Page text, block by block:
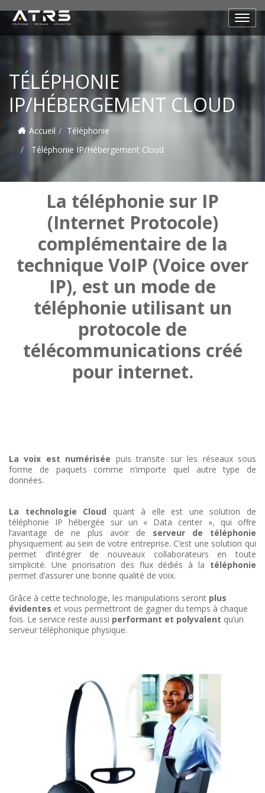
TÉLÉPHONIE
IP/HÉBERGEMENT CLOUD
Accueil
Téléphonie
Téléphonie IP/Hébergement Cloud
La téléphonie sur IP
(Internet Protocole)
complémentaire de la
technique VoIP (Voice over
IP), est un mode de
téléphonie utilisant un
protocole de
télécommunications créé
pour internet.
La voix est numérisée puis transite sur les réseaux sous
forme de paquets comme n’importe quel autre type de
données.
La technologie Cloud quant à elle est une solution de
téléphonie IP hébergée sur un « Data center », qui offre
l’avantage de ne plus avoir de serveur de téléphonie
physiquement au sein de votre entreprise. C’est une solution qui
permet d’intégrer de nouveaux collaborateurs en toute
simplicité. Une priorisation des flux dédiés à la téléphonie
permet d’assurer une bonne qualité de voix.
Grâce à cette technologie, les manipulations seront plus
évidentes et vous permettront de gagner du temps à chaque
fois. Le service reste aussi performant et polyvalent qu’un
serveur téléphonique physique.